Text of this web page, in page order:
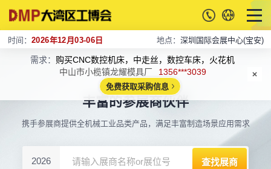
时间： 2026年12月03-06日 地点： 深圳国际会展中心(宝安)
需求： 购买CNC数控机床，中走丝，数控车床，火花机
中山市小榄镇龙耀模具厂
1356***3039
免费获取采购信息
丰富的参展商伙伴
携手参展商提供全机械工业品类产品，满足丰富制造场景应用需求
2026